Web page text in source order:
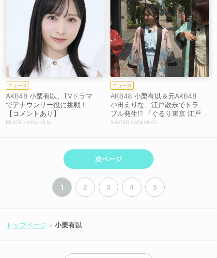
ニュース
AKB48 小栗有以、TVドラマ
でアナウンサー役に挑戦！
【コメントあり】
2024.09.14
ニュース
AKB48 小栗有以＆元AKB48
小田えりな、江戸散歩でトラ
ブル発生!? 『ぐるり東京 江戸
散歩』9/7放送回
2024.09.05
次ページ
1 2 3 4 5
トップページ 小栗有以